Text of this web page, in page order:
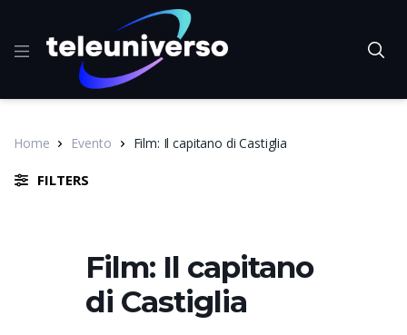
Home Evento Film: Il capitano di Castiglia
FILTERS
Film: Il capitano
di Castiglia